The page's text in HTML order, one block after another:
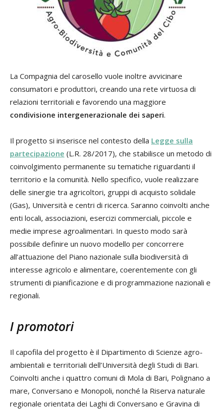
La Compagnia del carosello vuole inoltre avvicinare
consumatori e produttori, creando una rete virtuosa di
relazioni territoriali e favorendo una maggiore
condivisione intergenerazionale dei saperi.
Il progetto si inserisce nel contesto della Legge sulla
partecipazione (L.R. 28/2017), che stabilisce un metodo di
coinvolgimento permanente su tematiche riguardanti il
territorio e la comunità. Nello specifico, vuole realizzare
delle sinergie tra agricoltori, gruppi di acquisto solidale
(Gas), Università e centri di ricerca. Saranno coinvolti anche
enti locali, associazioni, esercizi commerciali, piccole e
medie imprese agroalimentari. In questo modo sarà
possibile definire un nuovo modello per concorrere
all’attuazione del Piano nazionale sulla biodiversità di
interesse agricolo e alimentare, coerentemente con gli
strumenti di pianificazione e di programmazione nazionali e
regionali.
I promotori
Il capofila del progetto è il Dipartimento di Scienze agro-
ambientali e territoriali dell’Università degli Studi di Bari.
Coinvolti anche i quattro comuni di Mola di Bari, Polignano a
mare, Conversano e Monopoli, nonché la Riserva naturale
regionale orientata dei Laghi di Conversano e Gravina di